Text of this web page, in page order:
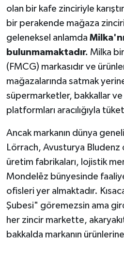
olan bir kafe zinciriyle
bir perakende mağaza
geleneksel anlamda
bulunmamaktadır. Milka
(FMCG) markasıdır ve
mağazalarında satmak
süpermarketler, bakkallar ve
platformları aracılığıyla
Ancak markanın dünya
Lörrach, Avusturya Bludenz
üretim fabrikaları, lojistik
Mondelēz bünyesinde
ofisleri yer almaktadır.
Şubesi" göremezsin ama
her zincir markette,
bakkalda markanın